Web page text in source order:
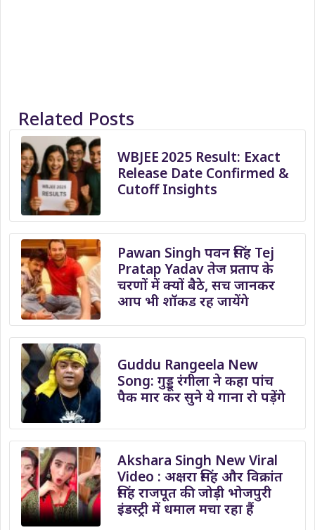
Related Posts
WBJEE 2025 Result: Exact
Release Date Confirmed &
Cutoff Insights
Pawan Singh पवन सिंह Tej
Pratap Yadav तेज प्रताप के
चरणों में क्यों बैठे, सच जानकर
आप भी शॉकड रह जायेंगे
Guddu Rangeela New
Song: गुड्डू रंगीला ने कहा पांच
पैक मार कर सुने ये गाना रो पड़ेंगे
Akshara Singh New Viral
Video : अक्षरा सिंह और विक्रांत
सिंह राजपूत की जोड़ी भोजपुरी
इंडस्ट्री में धमाल मचा रहा हैं